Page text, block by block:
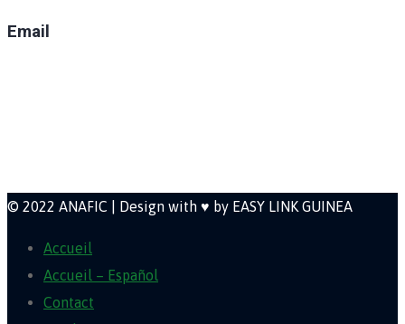
Email
© 2022 ANAFIC | Design with ♥ by EASY LINK GUINEA
Accueil
Accueil – Español
Contact